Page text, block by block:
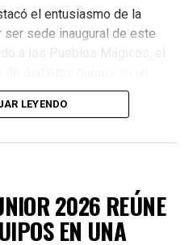
el entusiasmo de la
sede inaugural de este
a los Pueblos Mágicos, el
natural, infraestructura
este evento refuerza la visión
respaldo de la presidenta de
y de la gobernadora de
quienes han
LEYENDO
2026 REÚNE
EN UNA